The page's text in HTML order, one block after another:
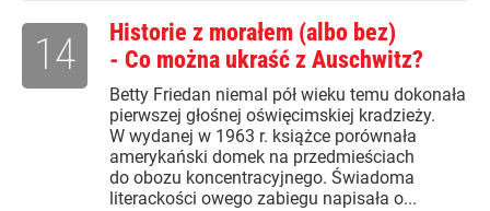
Historie z morałem (albo bez)
- Co można ukraść z Auschwitz?
Betty Friedan niemal pół wieku temu dokonała
pierwszej głośnej oświęcimskiej kradzieży.
W wydanej w 1963 r. książce porównała
amerykański domek na przedmieściach
do obozu koncentracyjnego. Świadoma
literackości owego zabiegu napisała o...
14